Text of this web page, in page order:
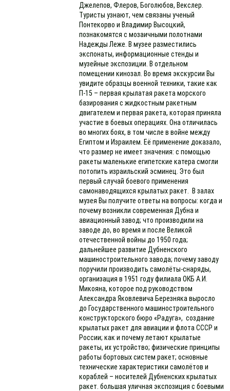
Джелепов, Флеров, Боголюбов, Векслер.
Туристы узнают, чем связаны ученый
Понтекорво и Владимир Высоцкий,
познакомятся с мозаичными полотнами
Надежды Леже. В музее разместились
экспонаты, информационные стенды и
музейные экспозиции. В отдельном
помещении кинозал. Во время экскурсии Вы
увидите образцы военной техники, такие как
П-15 – первая крылатая ракета морского
базирования с жидкостным ракетным
двигателем и первая ракета, которая приняла
участие в боевых операциях. Она отличилась
во многих боях, в том числе в войне между
Египтом и Израилем. Её применение доказало,
что размер не имеет значения: с помощью
ракеты маленькие египетские катера смогли
потопить израильский эсминец. Это был
первый случай боевого применения
самонаводящихся крылатых ракет. В залах
музея Вы получите ответы на вопросы: когда и
почему возникли современная Дубна и
авиационный завод; что производили на
заводе до, во время и после Великой
отечественной войны до 1950 года;
дальнейшее развитие Дубненского
машиностроительного завода; почему заводу
поручили производить самолёты-снаряды,
организация в 1951 году филиала ОКБ А.И.
Микояна, которое под руководством
Александра Яковлевича Березняка выросло
до Государственного машиностроительного
конструкторского бюро «Радуга», создание
крылатых ракет для авиации и флота СССР и
России; как и почему летают крылатые
ракеты, их устройство; физические принципы
работы бортовых систем ракет; основные
технические характеристики самолётов и
кораблей – носителей Дубненских крылатых
ракет. большая уличная экспозиция с боевыми